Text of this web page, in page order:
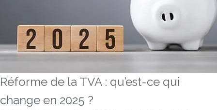
Réforme de la TVA : qu’est-ce qui
change en 2025 ?